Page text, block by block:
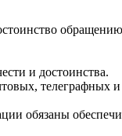
и достоинства.
телеграфных
обязаны